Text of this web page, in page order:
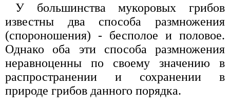
У большинства мукоровых грибов
известны два способа размножения
(спороношения) - бесполое и половое.
Однако оба эти способа размножения
неравноценны по своему значению в
распространении и сохранении в
природе грибов данного порядка.